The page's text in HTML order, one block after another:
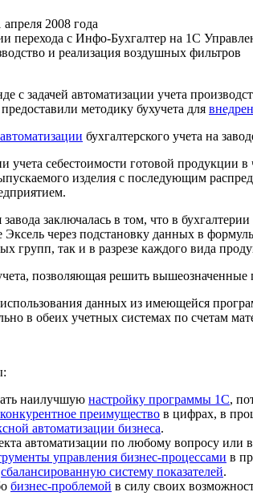
2008 года
перехода с Инфо-Бухгалтер на 1С
и реализация воздушных фильтров
с задачей автоматизации учета
методику бухучета для
автоматизации бухгалтерского учета на
себестоимости готовой продукции в
изделия с последующим
заключалась в том, что в бухгалтерии
через подстановку данных в
групп, так и в разрезе каждого вида
, позволяющая решить вышеозначенные
данных из имеющейся
в обеих учетных системах по счетам
наилучшую настройку программы 1С,
конкурентное преимущество в цифрах, в
автоматизации бизнеса.
автоматизации по любому вопросу или
управления бизнес-процессами в
сбалансированную систему показателей.
бизнес-проблемой в силу своих